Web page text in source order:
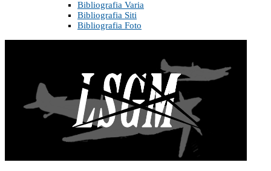
Bibliografia Varia
Bibliografia Siti
Bibliografia Foto